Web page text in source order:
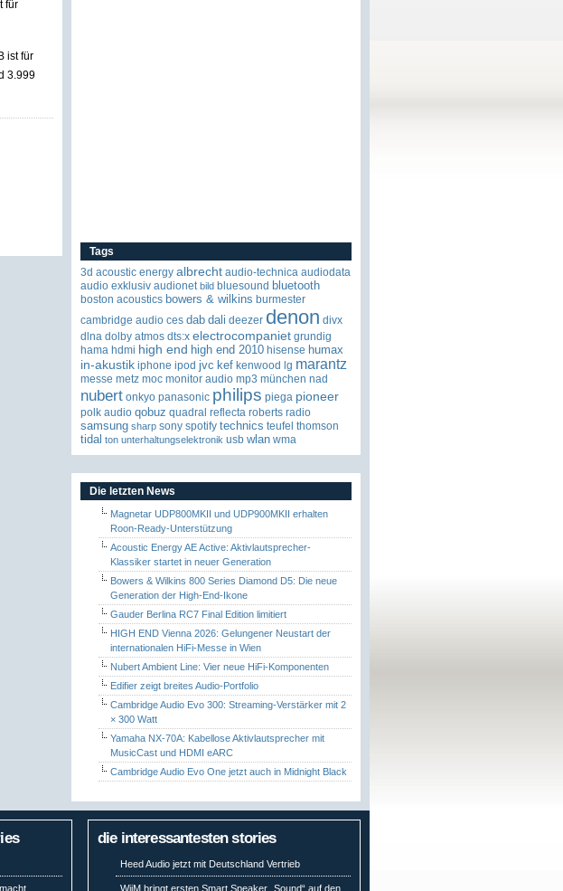
für
ist für
3.999
Tags
3d acoustic energy albrecht audio-technica audiodata
audio exklusiv audionet bild bluesound bluetooth
boston acoustics bowers & wilkins burmester
cambridge audio ces dab dali deezer denon divx
dlna dolby atmos dts:x electrocompaniet grundig
hama hdmi high end high end 2010 hisense humax
in-akustik iphone ipod jvc kef kenwood lg marantz
messe metz moc monitor audio mp3 münchen nad
nubert onkyo panasonic philips piega pioneer
polk audio qobuz quadral reflecta roberts radio
samsung sharp sony spotify technics teufel thomson
tidal ton unterhaltungselektronik usb wlan wma
Die letzten News
Magnetar UDP800MKII und UDP900MKII erhalten
Roon-Ready-Unterstützung
Acoustic Energy AE Active: Aktivlautsprecher-
Klassiker startet in neuer Generation
Bowers & Wilkins 800 Series Diamond D5: Die neue
Generation der High-End-Ikone
Gauder Berlina RC7 Final Edition limitiert
HIGH END Vienna 2026: Gelungener Neustart der
internationalen HiFi-Messe in Wien
Nubert Ambient Line: Vier neue HiFi-Komponenten
Edifier zeigt breites Audio-Portfolio
Cambridge Audio Evo 300: Streaming-Verstärker mit 2
× 300 Watt
Yamaha NX-70A: Kabellose Aktivlautsprecher mit
MusicCast und HDMI eARC
Cambridge Audio Evo One jetzt auch in Midnight Black
die interessantesten stories
Heed Audio jetzt mit Deutschland Vertrieb
WiiM bringt ersten Smart Speaker „Sound“ auf den